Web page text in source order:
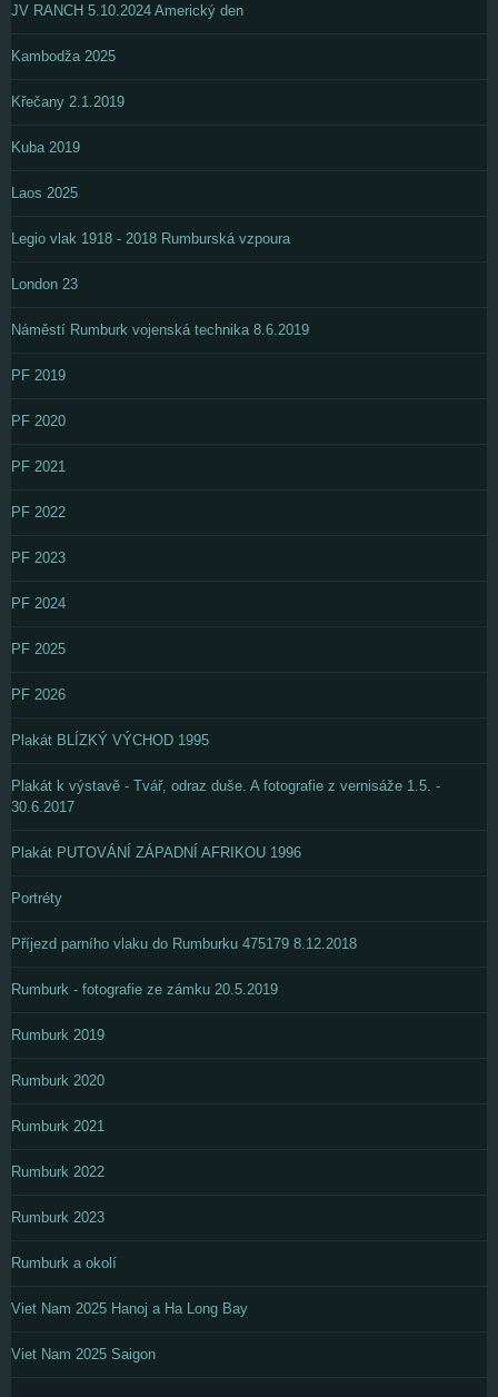
JV RANCH 5.10.2024 Americký den
Kambodža 2025
Křečany 2.1.2019
Kuba 2019
Laos 2025
Legio vlak 1918 - 2018 Rumburská vzpoura
London 23
Náměstí Rumburk vojenská technika 8.6.2019
PF 2019
PF 2020
PF 2021
PF 2022
PF 2023
PF 2024
PF 2025
PF 2026
Plakát BLÍZKÝ VÝCHOD 1995
Plakát k výstavě - Tvář, odraz duše. A fotografie z vernisáže 1.5. -
30.6.2017
Plakát PUTOVÁNÍ ZÁPADNÍ AFRIKOU 1996
Portréty
Příjezd parního vlaku do Rumburku 475179 8.12.2018
Rumburk - fotografie ze zámku 20.5.2019
Rumburk 2019
Rumburk 2020
Rumburk 2021
Rumburk 2022
Rumburk 2023
Rumburk a okolí
Viet Nam 2025 Hanoj a Ha Long Bay
Viet Nam 2025 Saigon